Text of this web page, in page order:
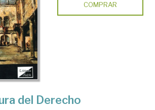
COMPRAR
del Derecho